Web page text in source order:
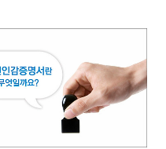
무엇인지 알아보겠습니다. 1.
이란? 기업회계에서 '가지급
현금을 지출하였으나 처리할
이 확정되지 않은 경우에 처
임시계정(미결산계정)을 말합